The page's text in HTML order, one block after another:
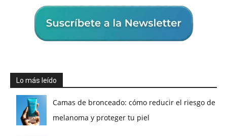
Lo más leído
Camas de bronceado: cómo reducir el riesgo de
melanoma y proteger tu piel